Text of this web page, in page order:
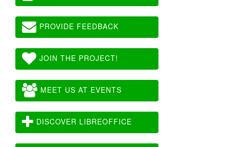
PROVIDE FEEDBACK
JOIN THE PROJECT!
MEET US AT EVENTS
DISCOVER LIBREOFFICE